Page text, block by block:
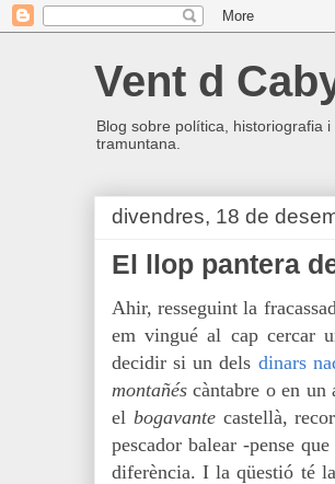
Vent d
Blog sobre política, historiografia
tramuntana.
divendres, 18 de
El llop pantera
Ahir, resseguint la
em vingué al cap cercar
decidir si un dels dinars
montañés càntabre o en un
el bogavante castellà,
pescador balear -pense
diferència. I la qüestió té